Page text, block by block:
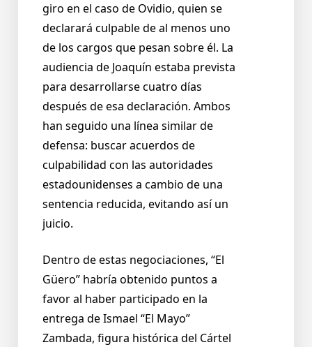
giro en el caso de Ovidio, quien se
declarará culpable de al menos uno
de los cargos que pesan sobre él. La
audiencia de Joaquín estaba prevista
para desarrollarse cuatro días
después de esa declaración. Ambos
han seguido una línea similar de
defensa: buscar acuerdos de
culpabilidad con las autoridades
estadounidenses a cambio de una
sentencia reducida, evitando así un
juicio.
Dentro de estas negociaciones, “El
Güero” habría obtenido puntos a
favor al haber participado en la
entrega de Ismael “El Mayo”
Zambada, figura histórica del Cártel